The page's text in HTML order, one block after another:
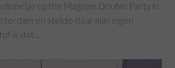
op the Magnum Double Party in
en stelde daar mijn eigen
is dat…